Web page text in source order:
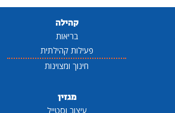
קהילה
בריאות
פעילות קהילתית
חינוך ומצוינות
מגזין
עיצוב וסטייל